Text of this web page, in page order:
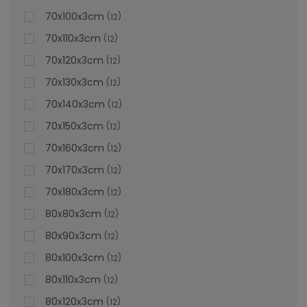
70x100x3cm 12
70x110x3cm 12
70x120x3cm 12
70x130x3cm 12
70x140x3cm 12
70x150x3cm 12
70x160x3cm 12
70x170x3cm 12
70x180x3cm 12
80x80x3cm 12
80x90x3cm 12
80x100x3cm 12
80x110x3cm 12
80x120x3cm 12